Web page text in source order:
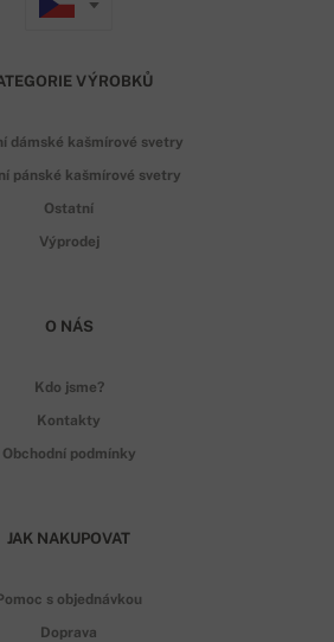
VÝROBKŮ
dámské kašmírové svetry
pánské kašmírové svetry
Ostatní
Výprodej
O NÁS
Kdo jsme?
Kontakty
Obchodní podmínky
JAK NAKUPOVAT
s objednávkou
Doprava